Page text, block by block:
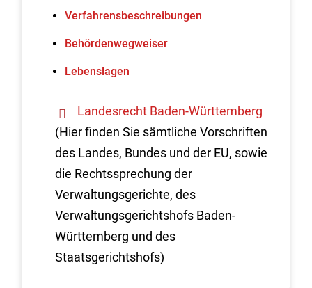
Verfahrens­beschreibungen
Behördenwegweiser
Lebenslagen
Landesrecht Baden-Württemberg
(Hier finden Sie sämtliche Vorschriften
des Landes, Bundes und der EU, sowie
die Rechtssprechung der
Verwaltungsgerichte, des
Verwaltungsgerichtshofs Baden-
Württemberg und des
Staatsgerichtshofs)